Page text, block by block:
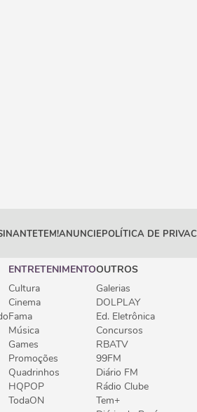
TEM!ANUNCIEPOLÍTICA DE
ENTRETENIMENTO
Cultura
Cinema
Fama
Música
Games
Promoções
Quadrinhos
HQPOP
TodaON
OUTROS
Galerias
DOLPLAY
Ed. Eletrônica
Concursos
RBATV
99FM
Diário FM
Rádio Clube
Tem+